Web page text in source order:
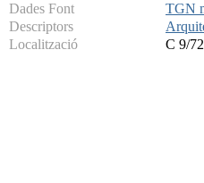
Dades Font
TGN
Descriptors
Localització
C 9/72